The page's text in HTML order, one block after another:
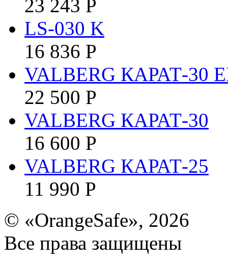
23 243 Р
LS-030 K
16 836 Р
VALBERG КАРАТ-30
22 500 Р
VALBERG КАРАТ-30
16 600 Р
VALBERG КАРАТ-25
11 990 Р
© «OrangeSafe», 2026
Все права защищены